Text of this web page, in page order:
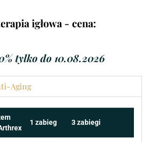
igłowa - cena:
tylko do 10.08.2026
Aging
1 zabieg 3 zabiegi